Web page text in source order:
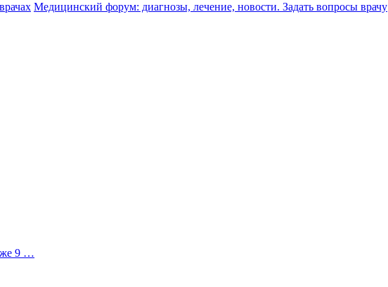
Медицинский форум: диагнозы, лечение, новости. Задать вопросы врачу
9 …